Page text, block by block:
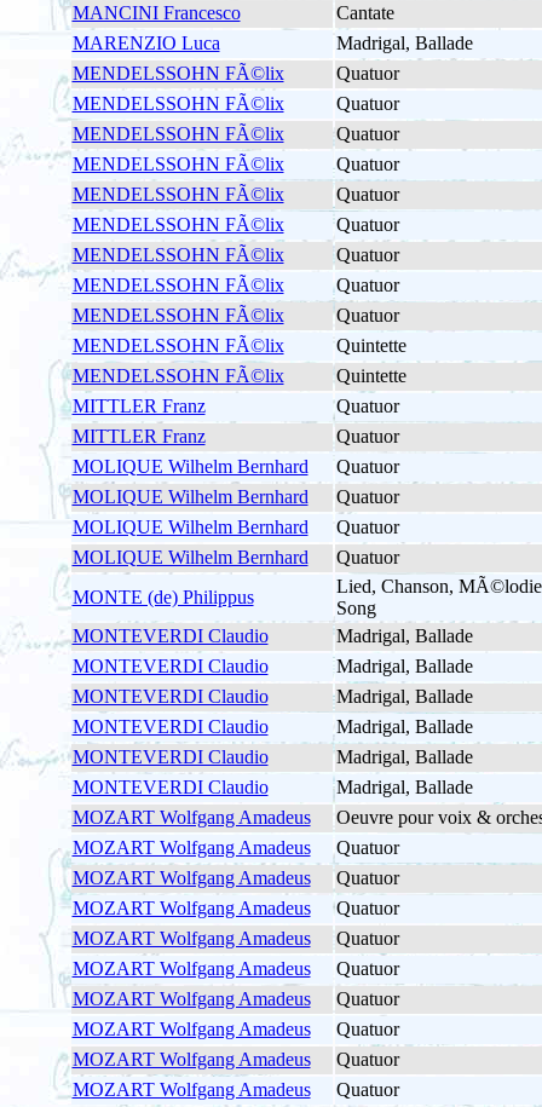
MANCINI Francesco
Cantate
MARENZIO Luca
Madrigal, Ballade
MENDELSSOHN FÃ©lix
Quatuor
MENDELSSOHN FÃ©lix
Quatuor
MENDELSSOHN FÃ©lix
Quatuor
MENDELSSOHN FÃ©lix
Quatuor
MENDELSSOHN FÃ©lix
Quatuor
MENDELSSOHN FÃ©lix
Quatuor
MENDELSSOHN FÃ©lix
Quatuor
MENDELSSOHN FÃ©lix
Quatuor
MENDELSSOHN FÃ©lix
Quatuor
MENDELSSOHN FÃ©lix
Quintette
MENDELSSOHN FÃ©lix
Quintette
MITTLER Franz
Quatuor
MITTLER Franz
Quatuor
MOLIQUE Wilhelm Bernhard
Quatuor
MOLIQUE Wilhelm Bernhard
Quatuor
MOLIQUE Wilhelm Bernhard
Quatuor
MOLIQUE Wilhelm Bernhard
Quatuor
MONTE (de) Philippus
Lied, Chanson,
Song
MONTEVERDI Claudio
Madrigal, Ballade
MONTEVERDI Claudio
Madrigal, Ballade
MONTEVERDI Claudio
Madrigal, Ballade
MONTEVERDI Claudio
Madrigal, Ballade
MONTEVERDI Claudio
Madrigal, Ballade
MONTEVERDI Claudio
Madrigal, Ballade
MOZART Wolfgang Amadeus
Oeuvre pour voix &
MOZART Wolfgang Amadeus
Quatuor
MOZART Wolfgang Amadeus
Quatuor
MOZART Wolfgang Amadeus
Quatuor
MOZART Wolfgang Amadeus
Quatuor
MOZART Wolfgang Amadeus
Quatuor
MOZART Wolfgang Amadeus
Quatuor
MOZART Wolfgang Amadeus
Quatuor
MOZART Wolfgang Amadeus
Quatuor
MOZART Wolfgang Amadeus
Quatuor